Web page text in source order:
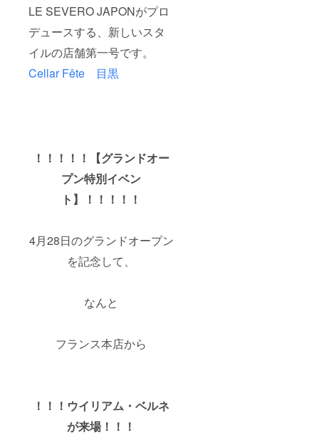
LE SEVERO JAPONがプロ
デュースする、新しいスタ
イルの店舗第一号です。
Cellar Fête 目黒
！！！！！【グランドオー
プン特別イベン
ト】！！！！！
4月28日のグランドオープン
を記念して、
なんと
フランス本店から
！！！ ウイリアム・ベルネ
が来場！！！